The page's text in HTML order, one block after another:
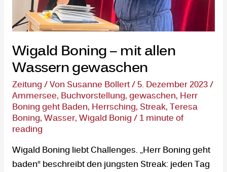
Wigald Boning – mit allen
Wassern gewaschen
Zeitung / Von Susanne Böllert/5. Dezember 2023/
Ammersee, Buchvorstellung, gewaschen, Herr
Boning geht Baden, Herrsching, Streak, Teresa
Boning, Wasser, Wigald Bonig / 1 minute of
reading
Wigald Boning liebt Challenges. „Herr Boning geht
baden“ beschreibt den jüngsten Streak: jeden Tag